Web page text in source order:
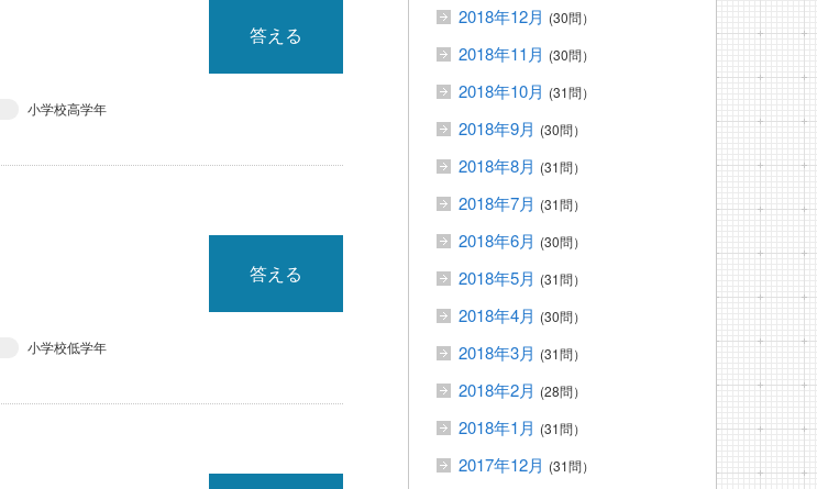
答える
小学校高学年
答える
小学校低学年
2018年12月 (30問）
2018年11月 (30問）
2018年10月 (31問）
2018年9月 (30問）
2018年8月 (31問）
2018年7月 (31問）
2018年6月 (30問）
2018年5月 (31問）
2018年4月 (30問）
2018年3月 (31問）
2018年2月 (28問）
2018年1月 (31問）
2017年12月 (31問）